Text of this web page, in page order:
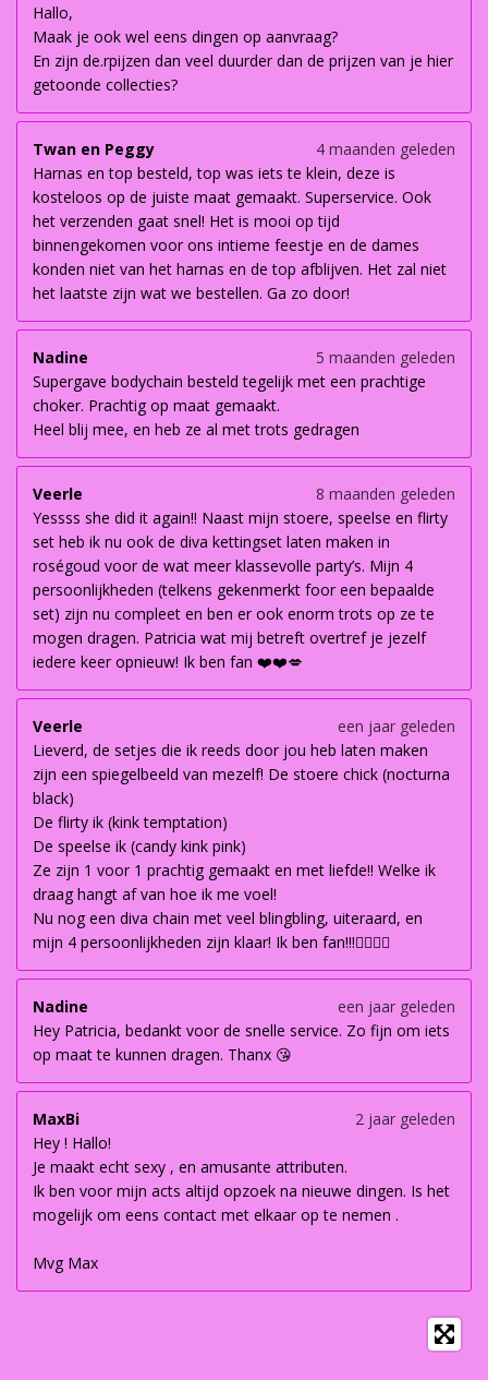
Hallo,
Maak je ook wel eens dingen op aanvraag?
En zijn de.rpijzen dan veel duurder dan de prijzen van je hier
getoonde collecties?
Twan en Peggy
4 maanden geleden
Harnas en top besteld, top was iets te klein, deze is
kosteloos op de juiste maat gemaakt. Superservice. Ook
het verzenden gaat snel! Het is mooi op tijd
binnengekomen voor ons intieme feestje en de dames
konden niet van het harnas en de top afblijven. Het zal niet
het laatste zijn wat we bestellen. Ga zo door!
Nadine
5 maanden geleden
Supergave bodychain besteld tegelijk met een prachtige
choker. Prachtig op maat gemaakt.
Heel blij mee, en heb ze al met trots gedragen
Veerle
8 maanden geleden
Yessss she did it again!! Naast mijn stoere, speelse en flirty
set heb ik nu ook de diva kettingset laten maken in
roségoud voor de wat meer klassevolle party’s. Mijn 4
persoonlijkheden (telkens gekenmerkt foor een bepaalde
set) zijn nu compleet en ben er ook enorm trots op ze te
mogen dragen. Patricia wat mij betreft overtref je jezelf
iedere keer opnieuw! Ik ben fan ❤️❤️💋
Veerle
een jaar geleden
Lieverd, de setjes die ik reeds door jou heb laten maken
zijn een spiegelbeeld van mezelf! De stoere chick (nocturna
black)
De flirty ik (kink temptation)
De speelse ik (candy kink pink)
Ze zijn 1 voor 1 prachtig gemaakt en met liefde!! Welke ik
draag hangt af van hoe ik me voel!
Nu nog een diva chain met veel blingbling, uiteraard, en
mijn 4 persoonlijkheden zijn klaar! Ik ben fan!!!👌🏽👌🏽
Nadine
een jaar geleden
Hey Patricia, bedankt voor de snelle service. Zo fijn om iets
op maat te kunnen dragen. Thanx 😘
MaxBi
2 jaar geleden
Hey ! Hallo!
Je maakt echt sexy , en amusante attributen.
Ik ben voor mijn acts altijd opzoek na nieuwe dingen. Is het
mogelijk om eens contact met elkaar op te nemen .
Mvg Max